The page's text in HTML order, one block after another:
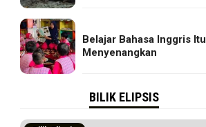
Belajar Bahasa Inggris Itu
Menyenangkan
BILIK ELIPSIS